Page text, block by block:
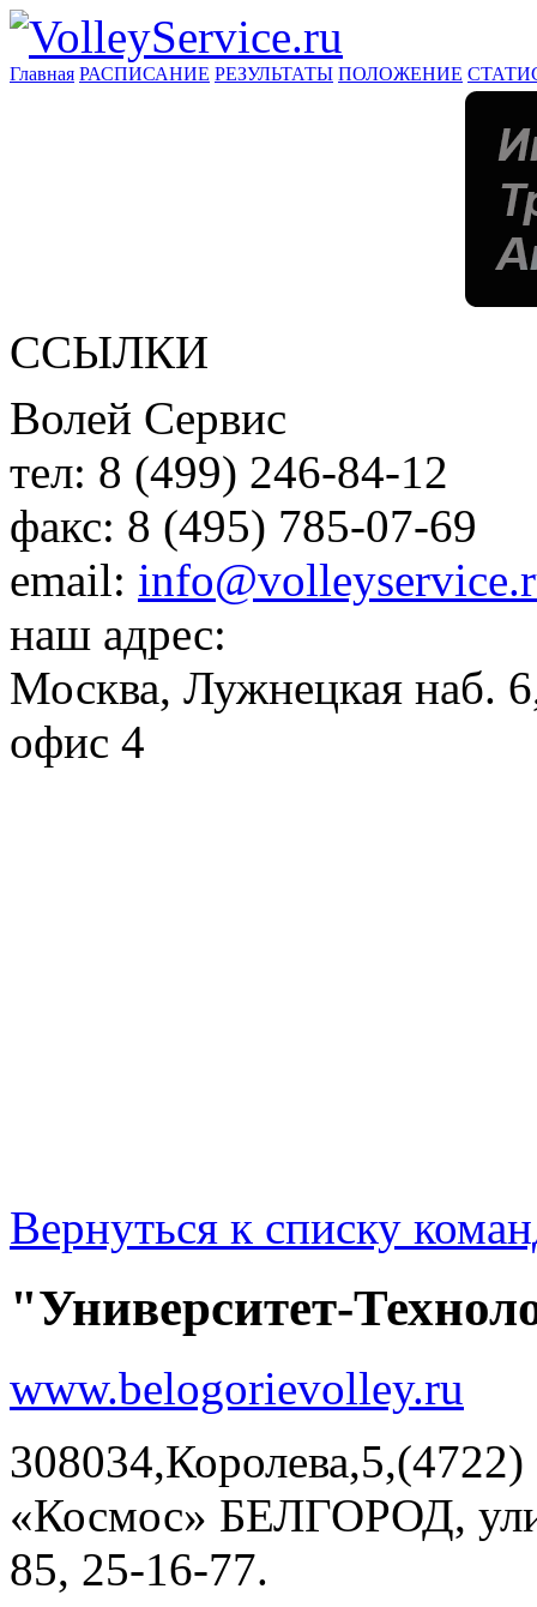
Главная РАСПИСАНИЕ РЕЗУЛЬТАТЫ ПОЛОЖЕНИЕ
ССЫЛКИ
Волей Сервис
тел: 8 (499) 246-84-12
факс: 8 (495) 785-07-69
email:
наш адрес:
Москва, Лужнецкая наб.
офис 4
Вернуться к списку
"Университет-
www.belogorievolley.ru
«Космос» БЕЛГОРОД,
85, 25-16-77.